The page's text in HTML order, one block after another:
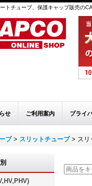
トチューブ、保護キャップ販売の
せ ご利用案内 プライ
ブ > スリットチューブ > スリ